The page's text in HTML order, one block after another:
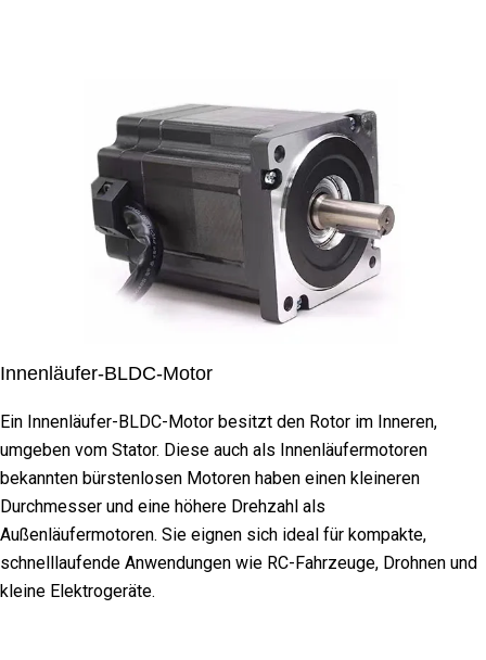
Innenläufer-BLDC-Motor
Ein Innenläufer-BLDC-Motor besitzt den Rotor im Inneren,
umgeben vom Stator. Diese auch als Innenläufermotoren
bekannten bürstenlosen Motoren haben einen kleineren
Durchmesser und eine höhere Drehzahl als
Außenläufermotoren. Sie eignen sich ideal für kompakte,
schnelllaufende Anwendungen wie RC-Fahrzeuge, Drohnen und
kleine Elektrogeräte.